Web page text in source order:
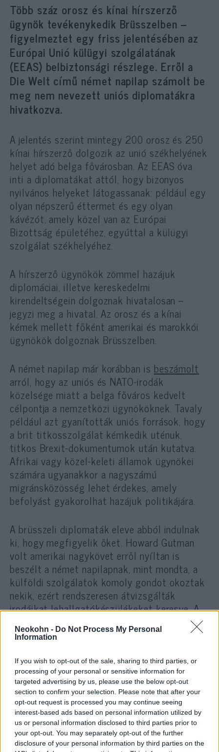
Neokohn - Do Not Process My Personal
Information
If you wish to opt-out of the sale, sharing to third parties, or
processing of your personal or sensitive information for
targeted advertising by us, please use the below opt-out
section to confirm your selection. Please note that after your
opt-out request is processed you may continue seeing
interest-based ads based on personal information utilized by
us or personal information disclosed to third parties prior to
your opt-out. You may separately opt-out of the further
disclosure of your personal information by third parties on the
Több száz orosz és kínai hírszerző
ügynök tevékenykedik Brüsszelben –
figyelmeztet egy friss jelentésében az
Európai Unió külügyi szolgálatának
(EEAS) belbiztonsági részlege. Erről a
Die Welt című német napilap számolt be
meg nem nevezett uniós diplomatákra
hivatkozva.
A jelentés szerint mintegy 200 orosz és 250
kínai hírszerző dolgozik az unió székhelyének
helyet adó belga fővárosban. Az EEAS óva
inti a diplomatákat attól, hogy bizonyos
nyilvános helyeket látogassanak: például egy
olyan népszerű éttermet és egy olyan
kávézót, amely közel van az Európai
Bizottság épületéhez, egyúttal a külügyi
szolgálat székhelyéhez.
A hírszerző ügynökök zömmel hazájuk
diplomáciai, illetve kereskedelmi
kirendeltségein dolgoznak hivatalosan –
jegyzi meg a hivatal. Az orosz és a kínai
kémek mellett főként amerikai és marokkói
ügynökök dolgoznak Brüsszelben.
A német napilap már korábban is beszámolt
arról, hogy az uniós és NATO-irodák
közelsége miatt a belga főváros kedvelt
célpontja a nemzetközi ügynököknek. Tavaly
például azt gyanították uniós források, hogy
a brit titkosszolgálat kémkedik uténuk,
titkos Brexit-dokumentumok után kutatva.
Afrikai vagy közel-keleti államok ügynökei
számára ugyanakkor a nagyszámú
migránsközösség lehet érdekes, amely
befolyást gyakorolhat hazájuk politikájára.
A brüsszeli diplomaták eleve abból indulnak
ki, hogy megfigyelik őket. Howard Gutman
volt amerikai nagykövet erről nyíltan is
beszélt a német napilapnak, mint mondta, a
külföldi szolgálatok komoly gondot okoztak
nekik, ezért rendszeresen átvizsgálták
irodáikat lehallgatókészülékeket keresve. A
belső terekben nem is engedték gtelefonok
használatát.
Gutman elmondása szerint főként nemzeti
ünnepek idején van konjunktúrája a
titkosszolgálati munkának, amikor a
követségek diplomáciai fogadásokat
tartanak: az ilyenkor felbukkanó attasék
például többnyire ügynökök.